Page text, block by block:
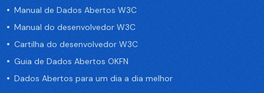
Manual de Dados Abertos W3C
Manual do desenvolvedor W3C
Cartilha do desenvolvedor W3C
Guia de Dados Abertos OKFN
Dados Abertos para um dia a dia melhor